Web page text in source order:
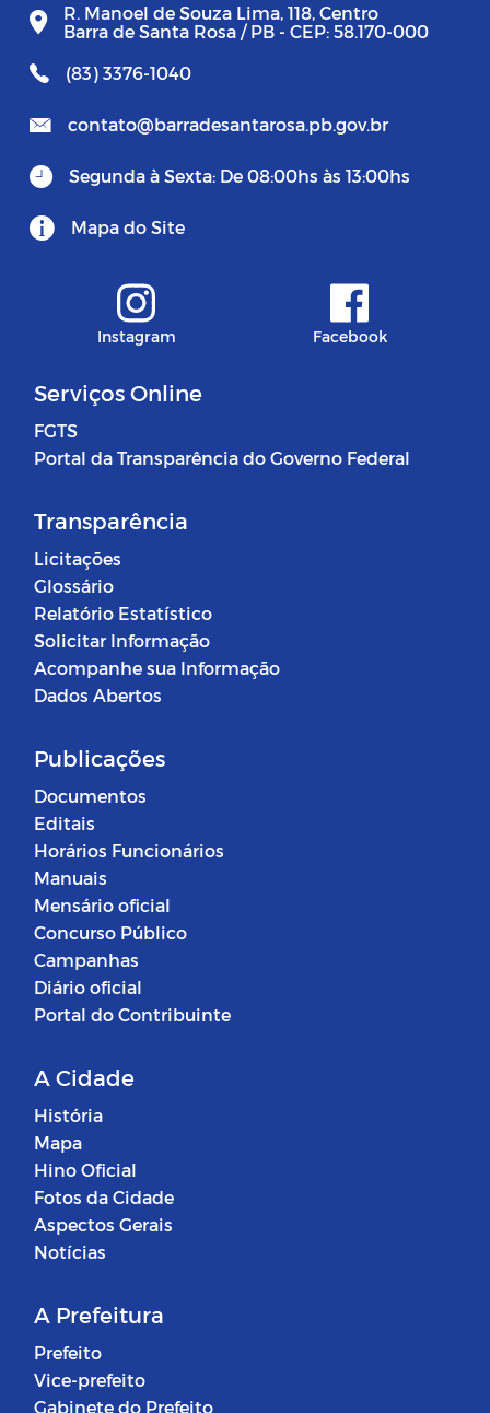
R. Manoel de Souza Lima, 118, Centro
Barra de Santa Rosa / PB - CEP: 58.170-000
(83) 3376-1040
contato@barradesantarosa.pb.gov.br
Segunda à Sexta: De 08:00hs às 13:00hs
Mapa do Site
Instagram Facebook
Serviços Online
FGTS
Portal da Transparência do Governo Federal
Transparência
Licitações
Glossário
Relatório Estatístico
Solicitar Informação
Acompanhe sua Informação
Dados Abertos
Publicações
Documentos
Editais
Horários Funcionários
Manuais
Mensário oficial
Concurso Público
Campanhas
Diário oficial
Portal do Contribuinte
A Cidade
História
Mapa
Hino Oficial
Fotos da Cidade
Aspectos Gerais
Notícias
A Prefeitura
Prefeito
Vice-prefeito
Gabinete do Prefeito